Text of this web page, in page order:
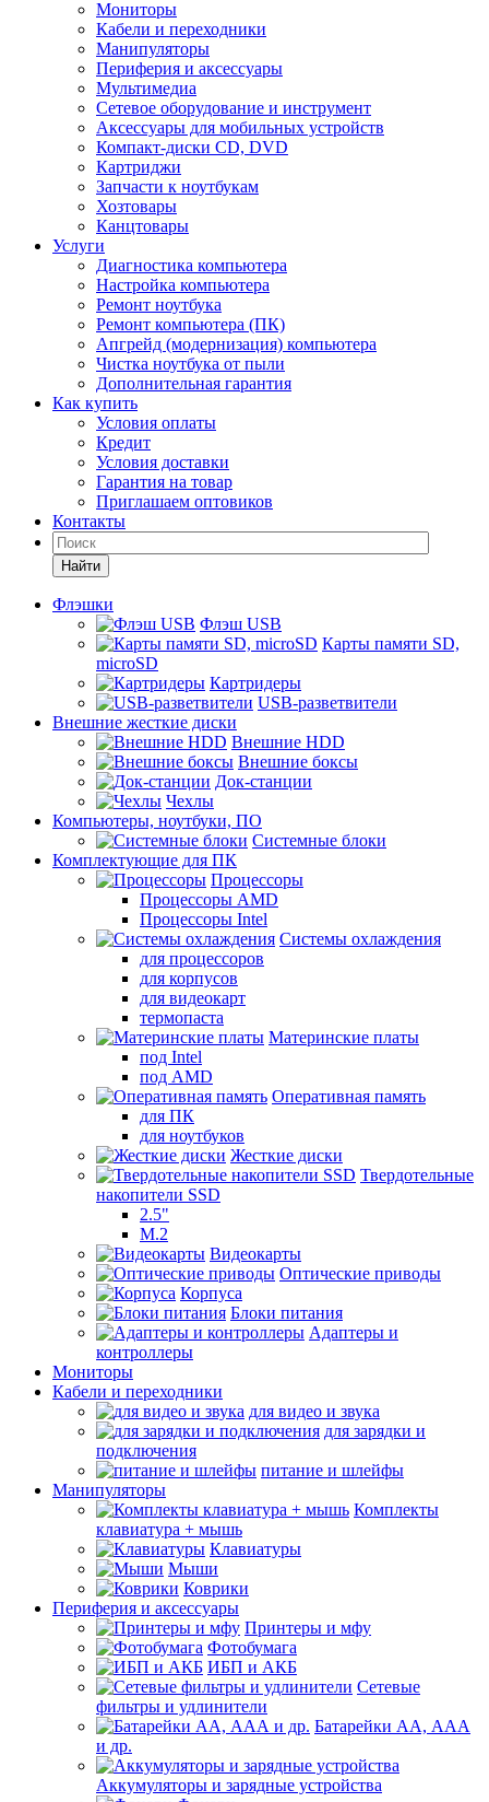
Мониторы
Кабели и переходники
Манипуляторы
Периферия и аксессуары
Мультимедиа
Сетевое оборудование и инструмент
Аксессуары для мобильных устройств
Компакт-диски CD, DVD
Картриджи
Запчасти к ноутбукам
Хозтовары
Канцтовары
Услуги
Диагностика компьютера
Настройка компьютера
Ремонт ноутбука
Ремонт компьютера (ПК)
Апгрейд (модернизация) компьютера
Чистка ноутбука от пыли
Дополнительная гарантия
Как купить
Условия оплаты
Кредит
Условия доставки
Гарантия на товар
Приглашаем оптовиков
Контакты
Найти
Флэшки
Флэш USB
Карты памяти SD,
microSD
Картридеры
USB-разветвители
Внешние жесткие диски
Внешние HDD
Внешние боксы
Док-станции
Чехлы
Компьютеры, ноутбуки, ПО
Системные блоки
Комплектующие для ПК
Процессоры
Процессоры AMD
Процессоры Intel
Системы охлаждения
для процессоров
для корпусов
для видеокарт
термопаста
Материнские платы
под Intel
под AMD
Оперативная память
для ПК
для ноутбуков
Жесткие диски
Твердотельные
накопители SSD
2.5"
M.2
Видеокарты
Оптические приводы
Корпуса
Блоки питания
Адаптеры и
контроллеры
Мониторы
Кабели и переходники
для видео и звука
для зарядки и
подключения
питание и шлейфы
Манипуляторы
Комплекты
клавиатура + мышь
Клавиатуры
Мыши
Коврики
Периферия и аксессуары
Принтеры и мфу
Фотобумага
ИБП и АКБ
Сетевые
фильтры и удлинители
Батарейки АА, ААА
и др.
Аккумуляторы и зарядные устройства